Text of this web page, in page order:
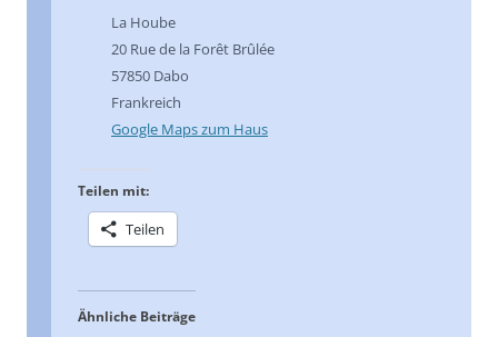
La Hoube
20 Rue de la Forêt Brûlée
57850 Dabo
Frankreich
Google Maps zum Haus
Teilen mit:
Teilen
Ähnliche Beiträge